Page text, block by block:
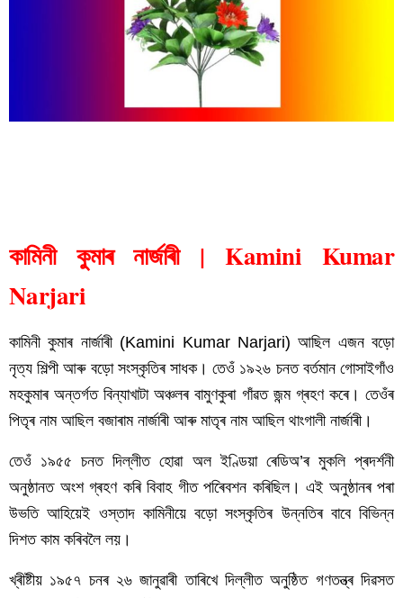
কামিনী কুমাৰ নাৰ্জাৰী | Kamini Kumar
Narjari
কামিনী কুমাৰ নাৰ্জাৰী (Kamini Kumar Narjari) আছিল এজন বড়ো
নৃত্য শিল্পী আৰু বড়ো সংস্কৃতিৰ সাধক। তেওঁ ১৯২৬ চনত বৰ্তমান গোসাইগাঁও
মহকুমাৰ অন্তৰ্গত বিন্যাখাটা অঞ্চলৰ বামুণকুৰা গাঁৱত জন্ম গ্ৰহণ কৰে। তেওঁৰ
পিতৃৰ নাম আছিল বজাৰাম নাৰ্জাৰী আৰু মাতৃৰ নাম আছিল থাংগালী নাৰ্জাৰী।
তেওঁ ১৯৫৫ চনত দিল্লীত হোৱা অল ইণ্ডিয়া ৰেডিঅ’ৰ মুকলি প্ৰদৰ্শনী
অনুষ্ঠানত অংশ গ্ৰহণ কৰি বিবাহ গীত পৰিেবশন কৰিছিল। এই অনুষ্ঠানৰ পৰা
উভতি আহিয়েই ওস্তাদ কামিনীয়ে বড়ো সংস্কৃতিৰ উন্নতিৰ বাবে বিভিন্ন
দিশত কাম কৰিবলৈ লয়।
খ্ৰীষ্টীয় ১৯৫৭ চনৰ ২৬ জানুৱাৰী তাৰিখে দিল্লীত অনুষ্ঠিত গণতন্ত্ৰ দিৱসত